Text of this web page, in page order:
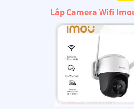
Lắp Camera Wifi